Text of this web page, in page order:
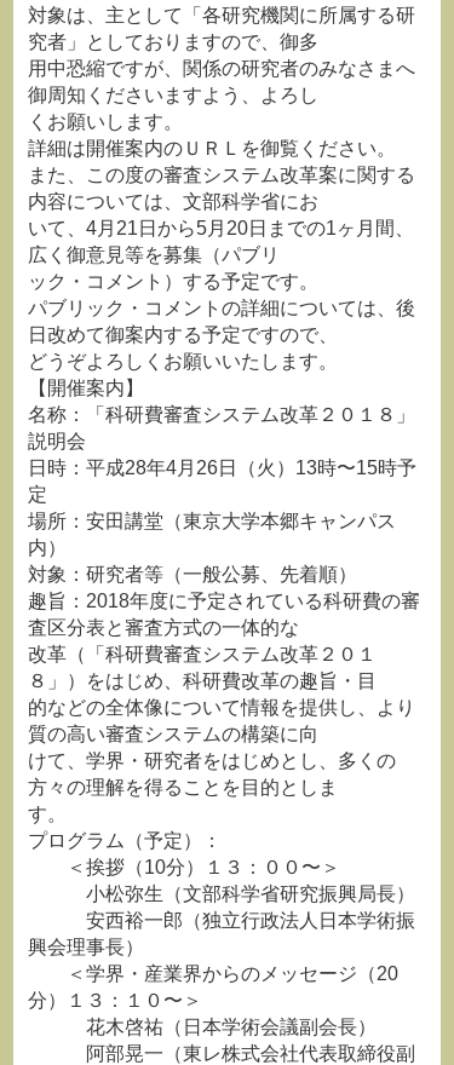
対象は、主として「各研究機関に所属する研
究者」としておりますので、御多
用中恐縮ですが、関係の研究者のみなさまへ
御周知くださいますよう、よろし
くお願いします。
詳細は開催案内のＵＲＬを御覧ください。
また、この度の審査システム改革案に関する
内容については、文部科学省にお
いて、4月21日から5月20日までの1ヶ月間、
広く御意見等を募集（パブリ
ック・コメント）する予定です。
パブリック・コメントの詳細については、後
日改めて御案内する予定ですので、
どうぞよろしくお願いいたします。
【開催案内】
名称：「科研費審査システム改革２０１８」
説明会
日時：平成28年4月26日（火）13時〜15時予
定
場所：安田講堂（東京大学本郷キャンパス
内）
対象：研究者等（一般公募、先着順）
趣旨：2018年度に予定されている科研費の審
査区分表と審査方式の一体的な
改革（「科研費審査システム改革２０１
８」）をはじめ、科研費改革の趣旨・目
的などの全体像について情報を提供し、より
質の高い審査システムの構築に向
けて、学界・研究者をはじめとし、多くの
方々の理解を得ることを目的としま
す。
プログラム（予定）：
＜挨拶（10分）１３：００〜＞
小松弥生（文部科学省研究振興局長）
安西裕一郎（独立行政法人日本学術振
興会理事長）
＜学界・産業界からのメッセージ（20
分）１３：１０〜＞
花木啓祐（日本学術会議副会長）
阿部晃一（東レ株式会社代表取締役副